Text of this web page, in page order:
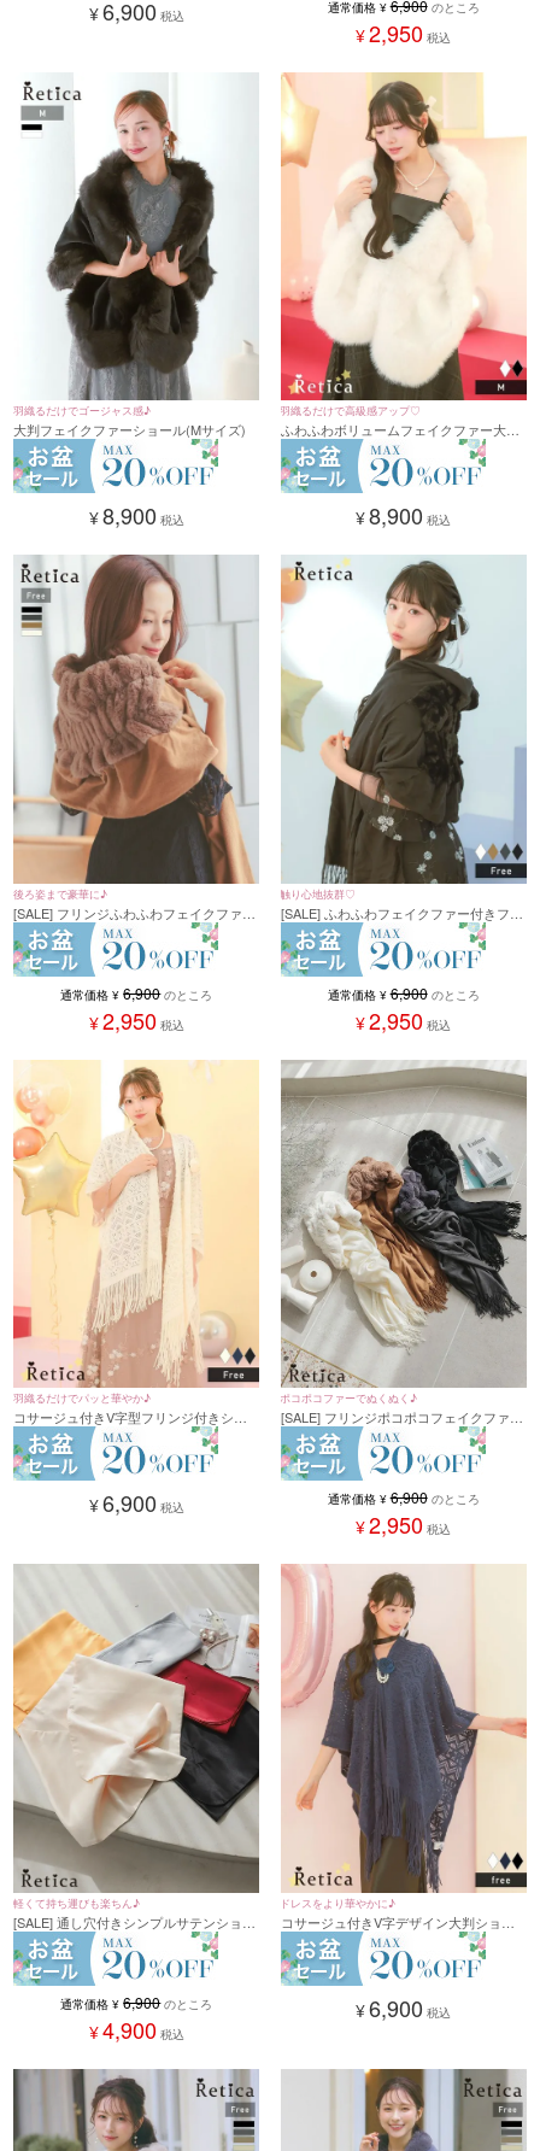
¥6,900 税込 通常価格 ¥ 6,900 のところ
¥2,950 税込
羽織るだけでゴージャス感♪
大判フェイクファーショール(Mサイズ)
¥8,900 税込
羽織るだけで高級感アップ♡
ふわふわボリュームフェイクファー大判
ショール(Mサイズ)
¥8,900 税込
後ろ姿まで豪華に♪
[SALE] フリンジふわふわフェイクファー
ショール (フリーサイズ)
通常価格 ¥ 6,900 のところ
¥2,950 税込
触り心地抜群♡
[SALE] ふわふわフェイクファー付きフリ
ンジショール (フリーサイズ)
通常価格 ¥ 6,900 のところ
¥2,950 税込
羽織るだけでパッと華やか♪
コサージュ付きV字型フリンジ付きショ
ール
¥6,900 税込
ポコポコファーでぬくぬく♪
[SALE] フリンジポコポコフェイクファー
ショール (フリーサイズ)
通常価格 ¥ 6,900 のところ
¥2,950 税込
軽くて持ち運びも楽ちん♪
[SALE] 通し穴付きシンプルサテンショー
ル (フリーサイズ)
通常価格 ¥ 6,900 のところ
¥4,900 税込
ドレスをより華やかに♪
コサージュ付きV字デザイン大判ショー
¥6,900 税込